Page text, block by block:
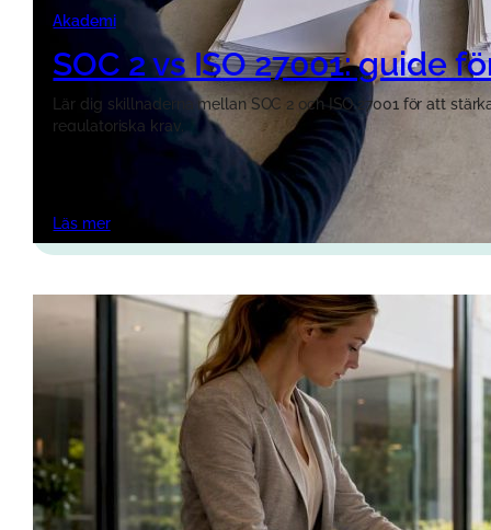
Akademi
SOC 2 vs ISO 27001: guide
Lär dig skillnaderna mellan SOC 2 och ISO 27001 för att
regulatoriska krav.
Läs mer